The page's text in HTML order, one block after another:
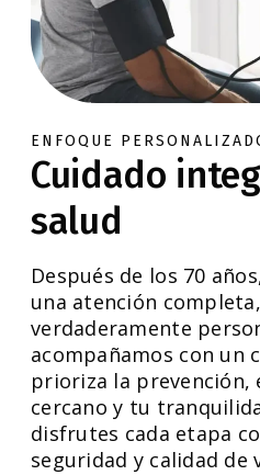
ENFOQUE
Cuidado
salud
Después de los 70
una atención
verdaderamente
acompañamos con un
prioriza la prevención,
cercano y tu
disfrutes cada etapa
seguridad y calidad de